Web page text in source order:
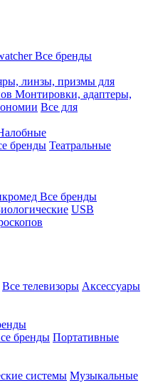
Все бренды
линзы, призмы для
Монтировки, адаптеры,
Все для
бренды Театральные
Все бренды
USB
Все телевизоры Аксессуары
бренды Портативные
системы Музыкальные